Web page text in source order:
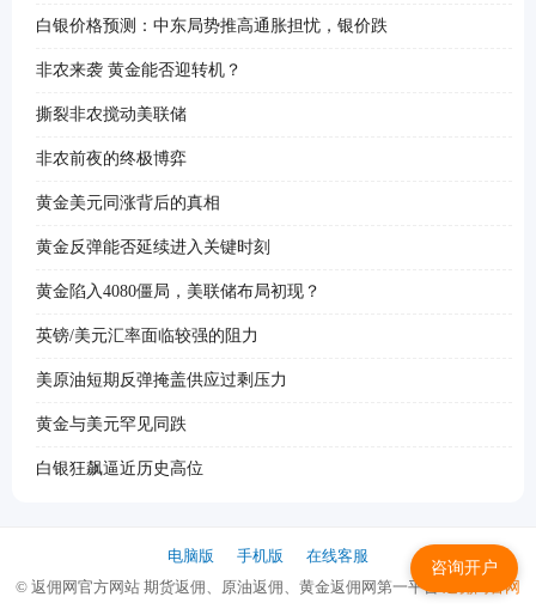
白银价格预测：中东局势推高通胀担忧，银价跌
非农来袭 黄金能否迎转机？
撕裂非农搅动美联储
非农前夜的终极博弈
黄金美元同涨背后的真相
黄金反弹能否延续进入关键时刻
黄金陷入4080僵局，美联储布局初现？
英镑/美元汇率面临较强的阻力
美原油短期反弹掩盖供应过剩压力
黄金与美元罕见同跌
白银狂飙逼近历史高位
电脑版 手机版
在线客服
© 返佣网官方网站 期货返佣、原油返佣、黄金返佣网第一平台
返佣网官网
咨询开户